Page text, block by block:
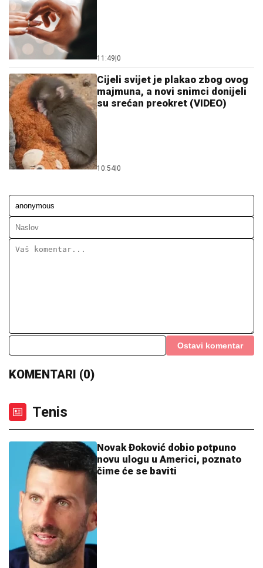
11:49 0
Cijeli svijet je plakao zbog ovog
majmuna, a novi snimci donijeli
su srećan preokret (VIDEO)
10:54 0
Ostavi komentar
KOMENTARI (0)
Tenis
Novak Đoković dobio potpuno
novu ulogu u Americi, poznato
čime će se baviti